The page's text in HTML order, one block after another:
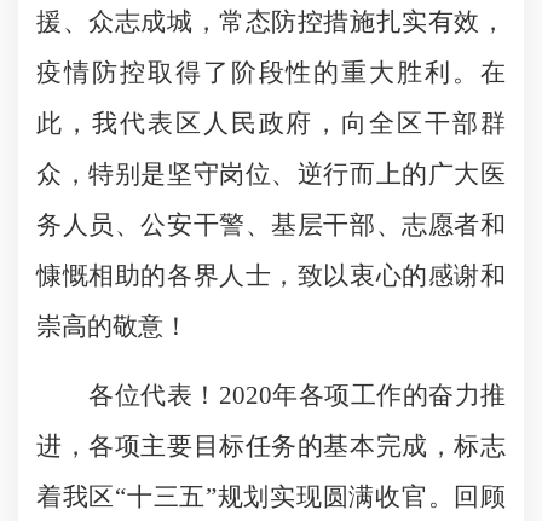
援、众志成城，常态防控措施扎实有效，
疫情防控取得了阶段性的重大胜利。在
此，我代表区人民政府，向全区干部群
众，特别是坚守岗位、逆行而上的广大医
务人员、公安干警、基层干部、志愿者和
慷慨相助的各界人士，致以衷心的感谢和
崇高的敬意！
各位代表！2020年各项工作的奋力推
进，各项主要目标任务的基本完成，标志
着我区“十三五”规划实现圆满收官。回顾